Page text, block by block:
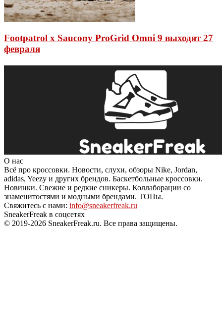
Footpatrol x Saucony ProGrid Omni 9 выходят 27
февраля
Saucony 26 февраля 2025 в 20:10
О нас
Всё про кроссовки. Новости, слухи, обзоры Nike, Jordan,
adidas, Yeezy и других брендов. Баскетбольные кроссовки.
Новинки. Свежие и редкие сникеры. Коллаборации со
знаменитостями и модными брендами. ТОПы.
Свяжитесь с нами: info@sneakerfreak.ru
SneakerFreak в соцсетях
© 2019-2026 SneakerFreak.ru. Все права защищены.